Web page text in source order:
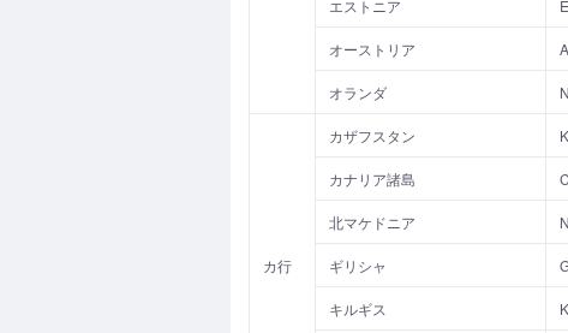
エストニア
オーストリア
オランダ
カ行
カザフスタン
カナリア諸島
北マケドニア
ギリシャ
キルギス